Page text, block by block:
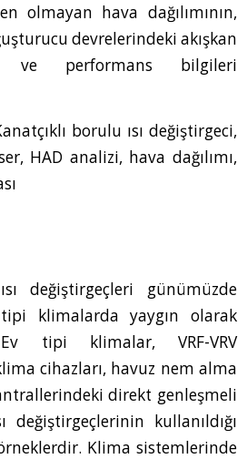
olmayan hava dağılımının,
devrelerindeki akışkan
ve performans bilgileri
borulu ısı değiştirgeci,
HAD analizi, hava dağılımı,
değiştirgeçleri günümüzde
klimalarda yaygın olarak
Ev tipi klimalar, VRF-VRV
cihazları, havuz nem alma
direkt genleşmeli
kullanıldığı
Klima sistemlerinde